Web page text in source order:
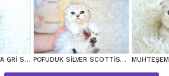
MUHTEŞEM TOP KAFA GRİ SCOTTİSH YAVRULAR POFUDUK SİLVER SCOTTİSH FOLD